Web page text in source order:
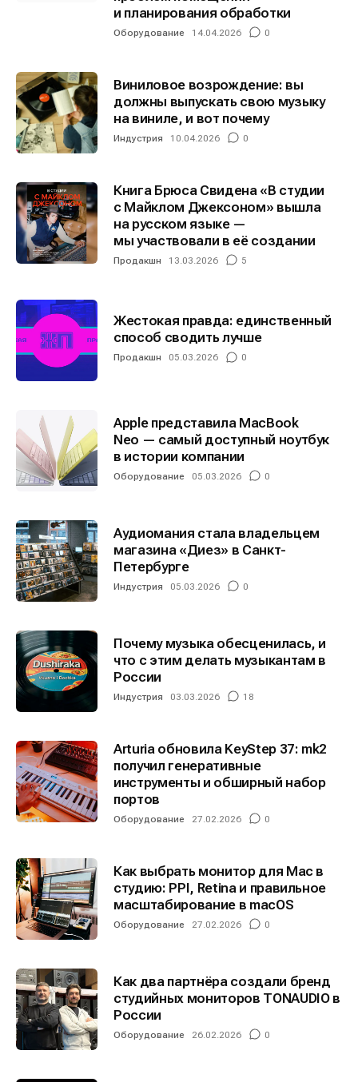
и планирования обработки
Оборудование 14.04.2026 0
Виниловое возрождение: вы
должны выпускать свою музыку
на виниле, и вот почему
Индустрия 10.04.2026 0
Книга Брюса Свидена «В студии
с Майклом Джексоном» вышла
на русском языке —
мы участвовали в её создании
Продакшн 13.03.2026 5
Жестокая правда: единственный
способ сводить лучше
Продакшн 05.03.2026 0
Apple представила MacBook
Neo — самый доступный ноутбук
в истории компании
Оборудование 05.03.2026 0
Аудиомания стала владельцем
магазина «Диез» в Санкт-
Петербурге
Индустрия 05.03.2026 0
Почему музыка обесценилась, и
что с этим делать музыкантам в
России
Индустрия 03.03.2026 18
Arturia обновила KeyStep 37: mk2
получил генеративные
инструменты и обширный набор
портов
Оборудование 27.02.2026 0
Как выбрать монитор для Mac в
студию: PPI, Retina и правильное
масштабирование в macOS
Оборудование 27.02.2026 0
Как два партнёра создали бренд
студийных мониторов TONAUDIO в
России
Оборудование 26.02.2026 0